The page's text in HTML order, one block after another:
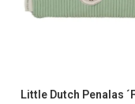
Little Dutch Penalas